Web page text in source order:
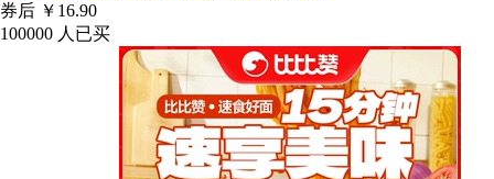
券后 ￥16.90
100000 人已买